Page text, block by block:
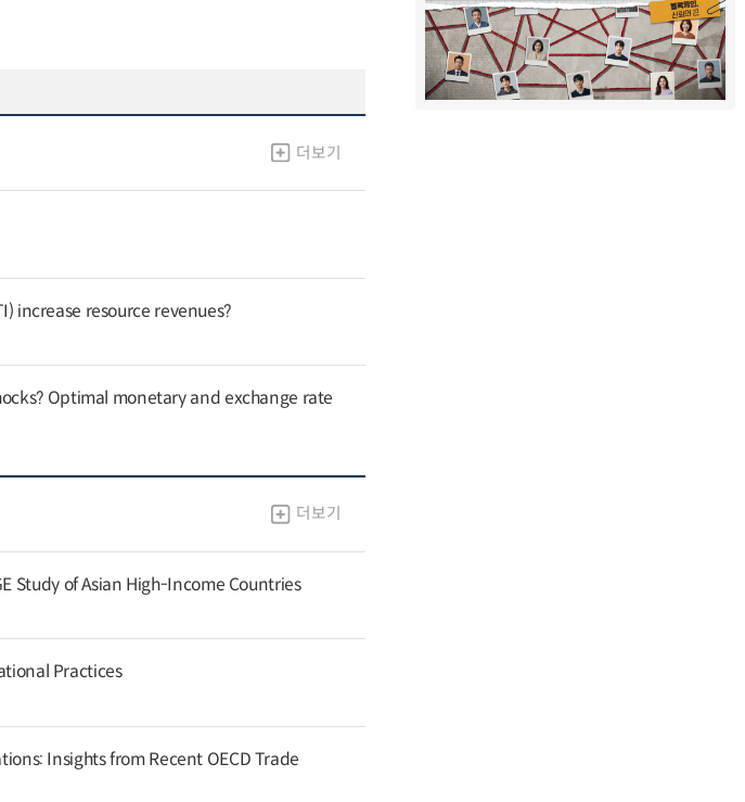
더보기
increase resource revenues?
Optimal monetary and exchange rate
더보기
Study of Asian High-Income Countries
Practices
Insights from Recent OECD Trade